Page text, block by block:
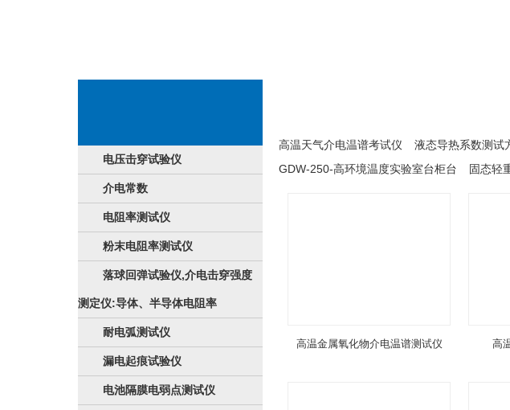
电压击穿试验仪
介电常数
电阻率测试仪
粉末电阻率测试仪
落球回弹试验仪,介电击穿强度
测定仪:导体、半导体电阻率
耐电弧测试仪
漏电起痕试验仪
电池隔膜电弱点测试仪
高温天气介电温谱考试仪 液态导热系数测试
GDW-250-高环境温度实验室台柜台
固态轻
高温金属氧化物介电温谱测试仪 高